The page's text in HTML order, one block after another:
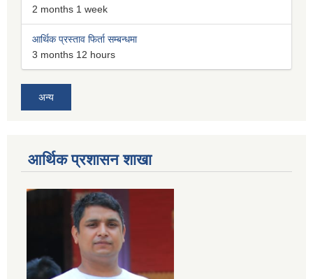
2 months 1 week
आर्थिक प्रस्ताव फिर्ता सम्बन्धमा
3 months 12 hours
अन्य
आर्थिक प्रशासन शाखा